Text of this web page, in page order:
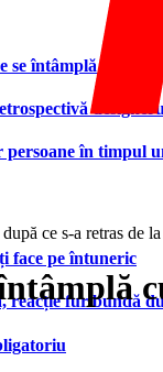
se întâmplă în
în timpul
face pe întuneric
reacție furibundă
ce s-a retras de